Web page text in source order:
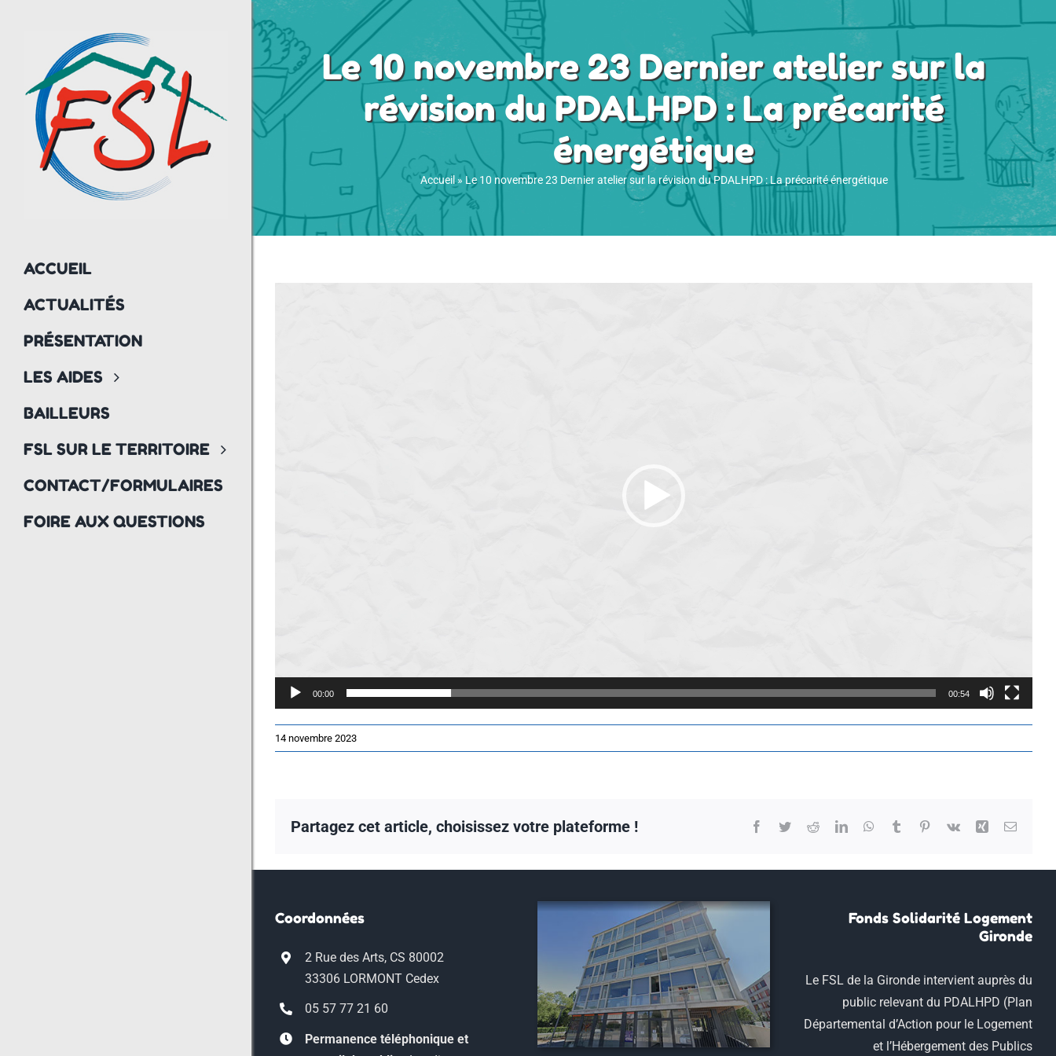
ACCUEIL
ACTUALITÉS
PRÉSENTATION
LES AIDES
BAILLEURS
FSL SUR LE TERRITOIRE
CONTACT/FORMULAIRES
FOIRE AUX QUESTIONS
Le 10 novembre 23 Dernier atelier sur la
révision du PDALHPD : La précarité
énergétique
Accueil» Le 10 novembre 23 Dernier atelier sur la révision du PDALHPD : La précarité énergétique
00:00 00:54
14 novembre 2023
Partagez cet article, choisissez votre plateforme ! Facebook
TwitterRedditLinkedInWhatsApp
Tumblr Pinterest
Vk Xing Email
Coordonnées
2 Rue des Arts, CS 80002
33306 LORMONT Cedex
05 57 77 21 60
Permanence téléphonique et
Fonds Solidarité Logement
Gironde
Le FSL de la Gironde intervient auprès du
public relevant du PDALHPD (Plan
Départemental d’Action pour le Logement
et l’Hébergement des Publics